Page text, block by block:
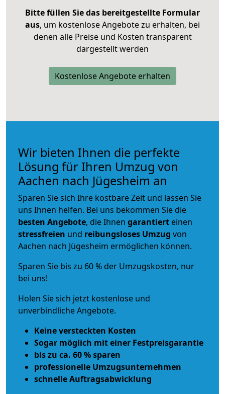
Bitte füllen Sie das bereitgestellte Formular
aus, um kostenlose Angebote zu erhalten, bei
denen alle Preise und Kosten transparent
dargestellt werden
Kostenlose Angebote erhalten
Wir bieten Ihnen die perfekte
Lösung für Ihren Umzug von
Aachen nach Jügesheim an
Sparen Sie sich Ihre kostbare Zeit und lassen Sie
uns Ihnen helfen. Bei uns bekommen Sie die
besten Angebote, die Ihnen garantiert einen
stressfreien und reibungsloses Umzug von
Aachen nach Jügesheim ermöglichen können.
Sparen Sie bis zu 60 % der Umzugskosten, nur
bei uns!
Holen Sie sich jetzt kostenlose und
unverbindliche Angebote.
Keine versteckten Kosten
Sogar möglich mit einer Festpreisgarantie
bis zu ca. 60 % sparen
professionelle Umzugsunternehmen
schnelle Auftragsabwicklung